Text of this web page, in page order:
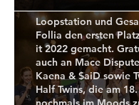
Performance aus
Loopstation und
Follia den ersten
it 2022 gemacht.
auch an Mace Dispute,
Kaena & $aiD sowie
Half Twins, die am